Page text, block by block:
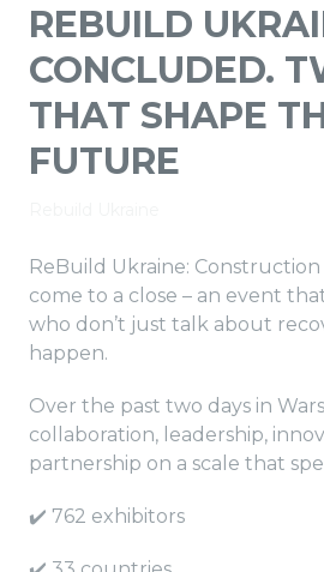
REBUILD
CONCLUDED.
THAT SHAPE
FUTURE
ReBuild Ukraine:
come to a close – an event
who don’t just talk about
happen.
Over the past two days in
collaboration, leadership,
partnership on a scale that
✔️ 762 exhibitors